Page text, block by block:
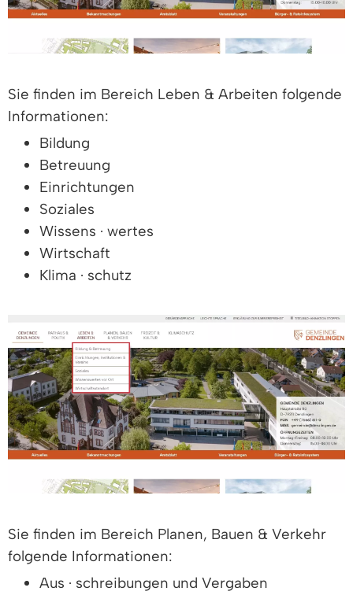
Sie finden im Bereich Leben & Arbeiten folgende
Informationen:
Bildung
Betreuung
Einrichtungen
Soziales
Wissens · wertes
Wirtschaft
Klima · schutz
Sie finden im Bereich Planen, Bauen & Verkehr
folgende Informationen:
Aus · schreibungen und Vergaben